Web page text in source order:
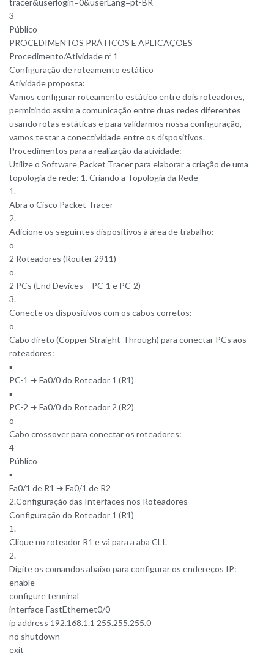
3
Público
PROCEDIMENTOS PRÁTICOS E APLICAÇÕES
Procedimento/Atividade nº 1
Configuração de roteamento estático
Atividade proposta:
Vamos configurar roteamento estático entre dois roteadores,
permitindo assim a comunicação entre duas redes diferentes
usando rotas estáticas e para validarmos nossa configuração,
vamos testar a conectividade entre os dispositivos.
Procedimentos para a realização da atividade:
Utilize o Software Packet Tracer para elaborar a criação de uma
topologia de rede: 1. Criando a Topologia da Rede
1.
Abra o Cisco Packet Tracer
2.
Adicione os seguintes dispositivos à área de trabalho:
o
2 Roteadores (Router 2911)
o
2 PCs (End Devices – PC-1 e PC-2)
3.
Conecte os dispositivos com os cabos corretos:
o
Cabo direto (Copper Straight-Through) para conectar PCs aos
roteadores:
▪
PC-1 ➜ Fa0/0 do Roteador 1 (R1)
▪
PC-2 ➜ Fa0/0 do Roteador 2 (R2)
o
Cabo crossover para conectar os roteadores:
4
Público
▪
Fa0/1 de R1 ➜ Fa0/1 de R2
2.Configuração das Interfaces nos Roteadores
Configuração do Roteador 1 (R1)
1.
Clique no roteador R1 e vá para a aba CLI.
2.
Digite os comandos abaixo para configurar os endereços IP:
enable
configure terminal
interface FastEthernet0/0
ip address 192.168.1.1 255.255.255.0
no shutdown
exit